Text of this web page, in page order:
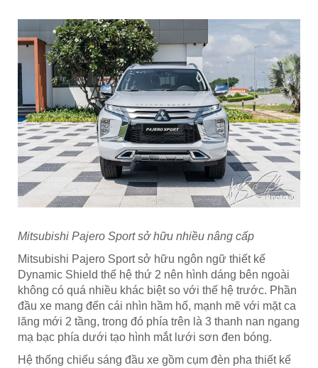
Mitsubishi Pajero Sport sở hữu nhiều nâng cấp
Mitsubishi Pajero Sport sở hữu ngôn ngữ thiết kế
Dynamic Shield thế hệ thứ 2 nên hình dáng bên ngoài
không có quá nhiều khác biệt so với thế hệ trước. Phần
đầu xe mang đến cái nhìn hầm hố, mạnh mẽ với mặt ca
lăng mới 2 tầng, trong đó phía trên là 3 thanh nan ngang
mạ bạc phía dưới tạo hình mắt lưới sơn đen bóng.
Hệ thống chiếu sáng đầu xe gồm cụm đèn pha thiết kế